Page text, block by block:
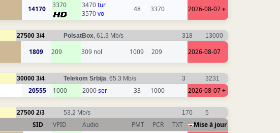
14170 3370 3470tur
3570vo
48 3370 2026-08-07+
27500 3/4 PolsatBox, 61.3 Mb/s 318 13000
1809 209 309 nol 1009 209 2026-08-07
30000 3/4 Telekom Srbija, 65.3 Mb/s 3 3231
20555 1000 2000ser 33 1000 2026-08-07+
27500 2/3 53.2 Mb/s 170 5
SID VPID Audio PMT PCR TXT
Mise à jour